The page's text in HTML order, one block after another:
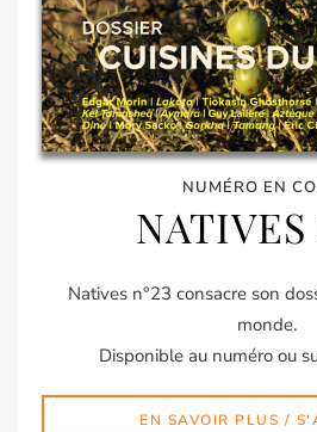
NUMÉRO EN
NATIVES
Natives n°23 consacre son
monde.
Disponible au numéro ou
EN SAVOIR PLUS /